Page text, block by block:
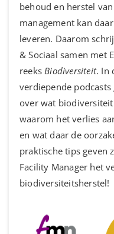
behoud en herstel
management kan
leveren. Daarom
& Sociaal samen met
reeksBiodiversiteit. In
verdiepende
over wat
waarom het verlies
en wat daar de
praktische tips geven
Facility Manager het
biodiversiteitsherstel!